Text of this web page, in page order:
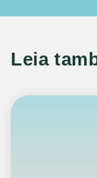
Leia